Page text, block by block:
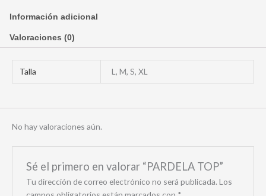
Información adicional
Valoraciones (0)
Talla L, M, S, XL
No hay valoraciones aún.
Sé el primero en valorar “PARDELA TOP”
Tu dirección de correo electrónico no será publicada. Los